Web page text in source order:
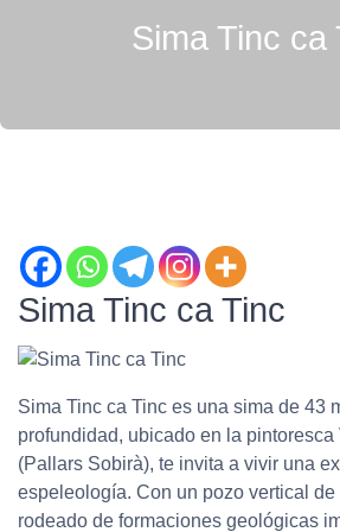
Sima Tinc ca
Sima Tinc ca Tinc
Sima Tinc ca Tinc es una sima de 43
profundidad, ubicado en la pintoresca
(Pallars Sobirà), te invita a vivir una
espeleología. Con un pozo vertical de
rodeado de formaciones geológicas